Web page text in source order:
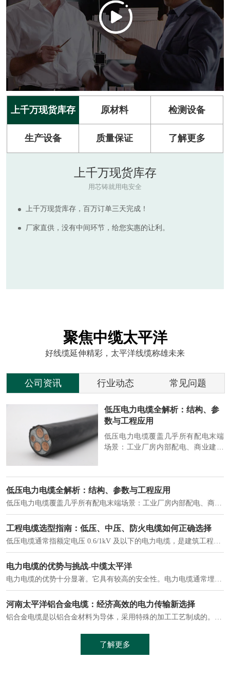
上千万现货库存 原材料 检测设备
生产设备 质量保证 了解更多
上千万现货库存
用芯铸就用电安全
上千万现货库存，百万订单三天完成！
厂家直供，没有中间环节，给您实惠的让利。
聚焦中缆太平洋
好线缆延伸精彩，太平洋线缆称雄未来
公司资讯 行业动态 常见问题
低压电力电缆全解析：结构、参
数与工程应用
低压电力电缆覆盖几乎所有配电末端
场景：工业厂房内部配电、商业建筑
列头柜供电等。
低压电力电缆全解析：结构、参数与工程应用
低压电力电缆覆盖几乎所有配电末端场景：工业厂房内部配电、商业建筑供电系统、住宅小区入户主线、市政工程路灯与景观供电、数据中心机房列头柜供电等。
工程电缆选型指南：低压、中压、防火电缆如何正确选择
电力电缆的优势与挑战-中缆太平洋
河南太平洋铝合金电缆：经济高效的电力传输新选择
了解更多